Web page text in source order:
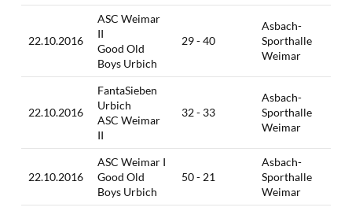
22.10.2016
ASC Weimar
II
Good Old
Boys Urbich
29 - 40
Asbach-
Sporthalle
Weimar
22.10.2016
FantaSieben
Urbich
ASC Weimar
II
32 - 33
Asbach-
Sporthalle
Weimar
22.10.2016
ASC Weimar I
Good Old
Boys Urbich
50 - 21
Asbach-
Sporthalle
Weimar